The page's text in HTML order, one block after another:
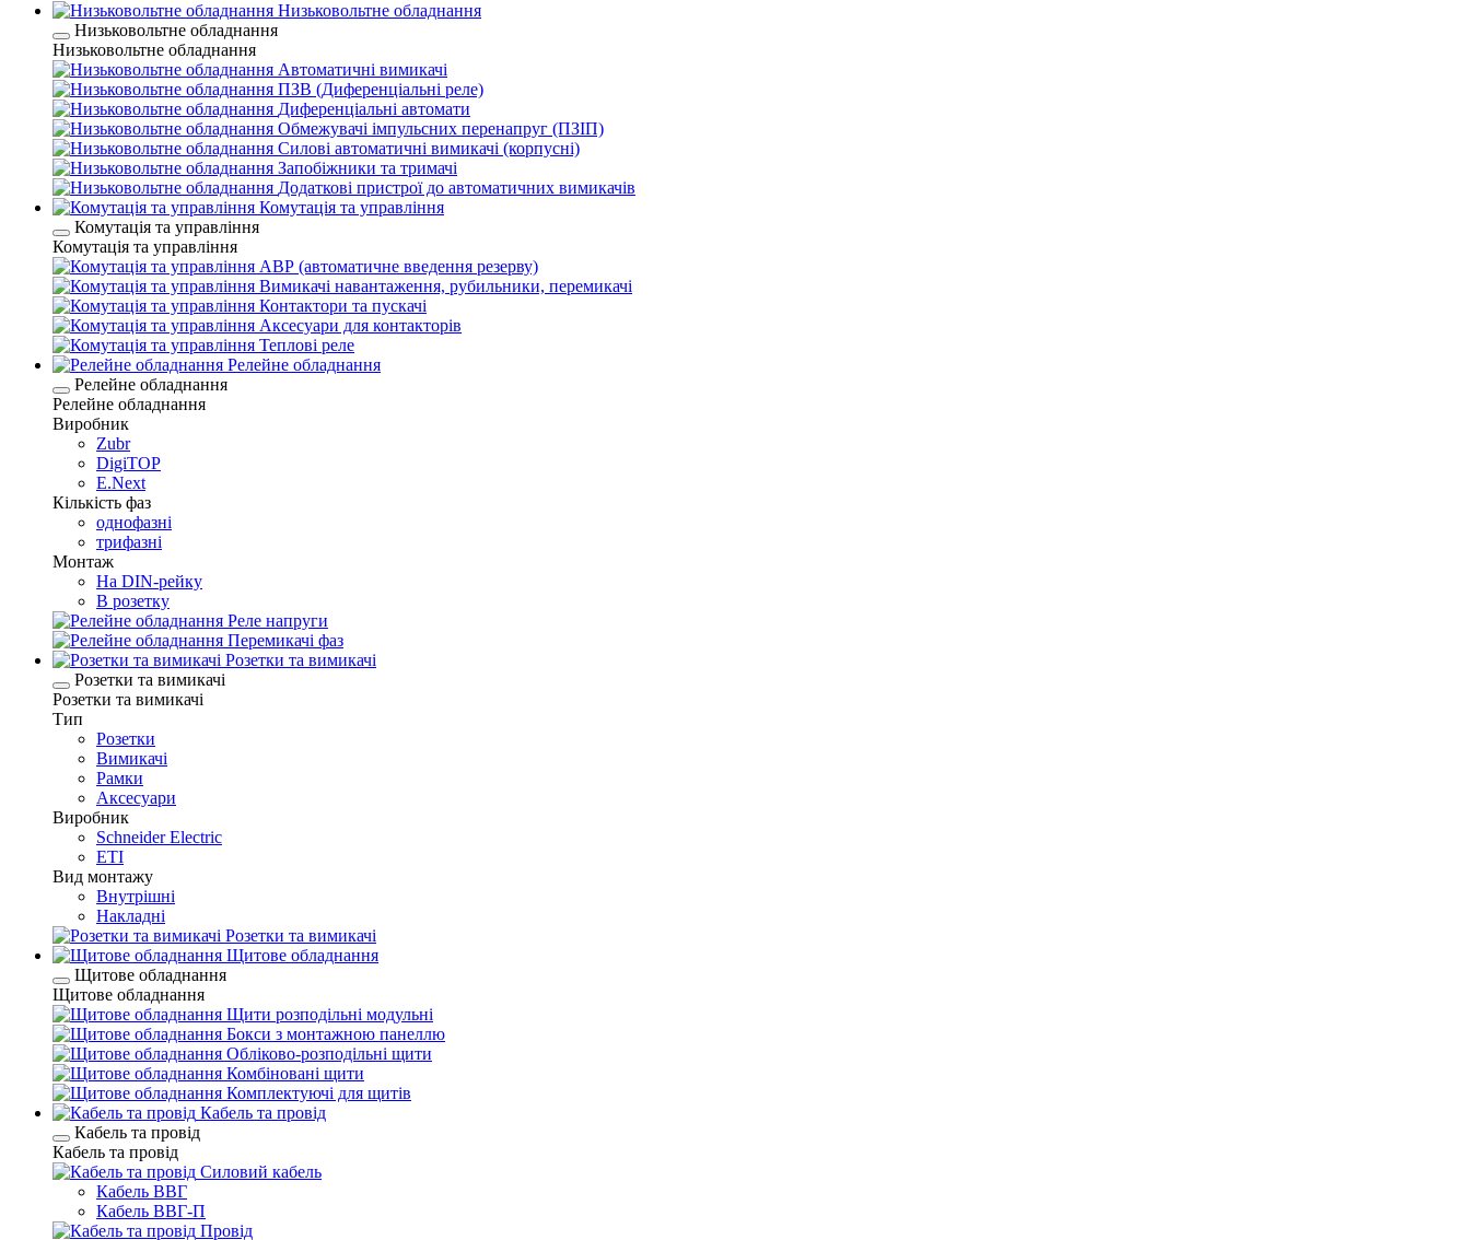
Низьковольтне обладнання
Низьковольтне обладнання
Низьковольтне обладнання
Автоматичні вимикачі
ПЗВ (Диференціальні реле)
Диференціальні автомати
Обмежувачі імпульсних перенапруг (ПЗІП)
Силові автоматичні вимикачі (корпусні)
Запобіжники та тримачі
Додаткові пристрої до автоматичних вимикачів
Комутація та управління
Комутація та управління
Комутація та управління
АВР (автоматичне введення резерву)
Вимикачі навантаження, рубильники, перемикачі
Контактори та пускачі
Аксесуари для контакторів
Теплові реле
Релейне обладнання
Релейне обладнання
Релейне обладнання
Виробник
Zubr
DigiTOP
E.Next
Кількість фаз
однофазні
трифазні
Монтаж
На DIN-рейку
В розетку
Реле напруги
Перемикачі фаз
Розетки та вимикачі
Розетки та вимикачі
Розетки та вимикачі
Тип
Розетки
Вимикачі
Рамки
Аксесуари
Виробник
Schneider Electric
ETI
Вид монтажу
Внутрішні
Накладні
Розетки та вимикачі
Щитове обладнання
Щитове обладнання
Щитове обладнання
Щити розподільні модульні
Бокси з монтажною панеллю
Обліково-розподільні щити
Комбіновані щити
Комплектуючі для щитів
Кабель та провід
Кабель та провід
Кабель та провід
Силовий кабель
Кабель ВВГ
Кабель ВВГ-П
Провід